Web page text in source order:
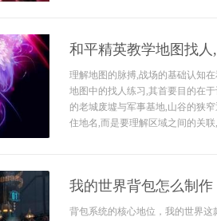
和平精英教学地图找
理解地图的脉搏,战场的基础认知
地图中的找人练习,其首要目的在
的老城废墟与军事基地,山谷的狭
住地名,而是要理解区域之间的关
我的世界背包怎么制
背包系统的核心地位，我的世界